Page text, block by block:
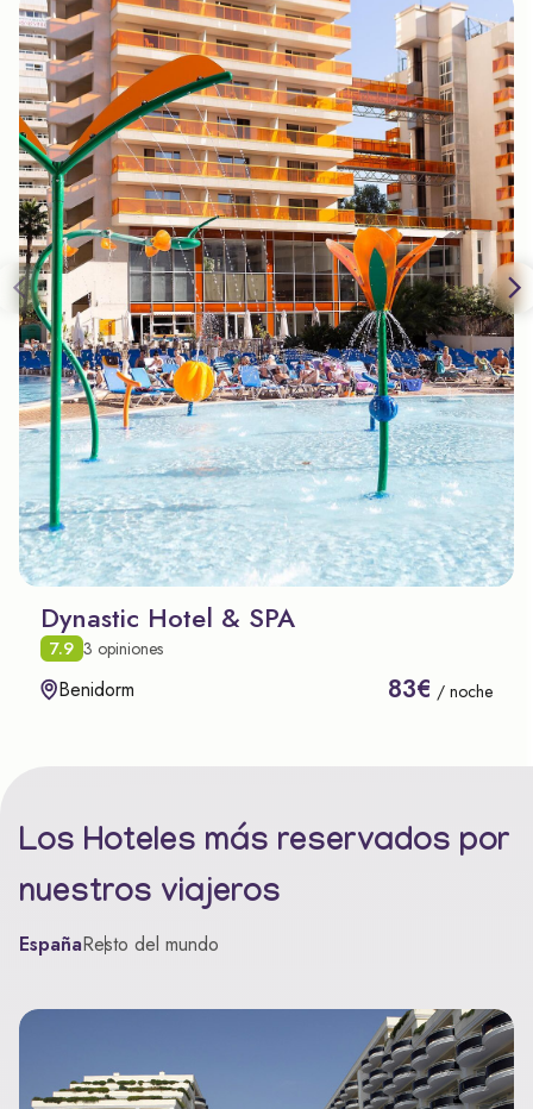
Dynastic Hotel & SPA
7.9 3 opiniones
Benidorm 83€ / noche
Los Hoteles más reservados por
nuestros viajeros
EspañaResto del mundo